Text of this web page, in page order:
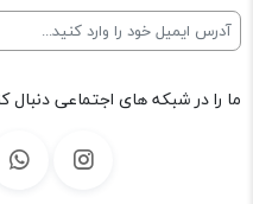
ما را در شبکه های اجتماعی دنبال